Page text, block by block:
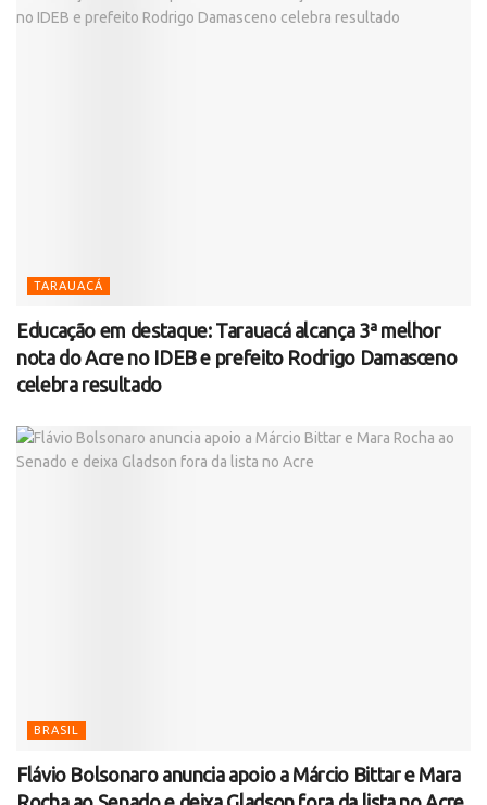
TARAUACÁ
Educação em destaque: Tarauacá alcança 3ª melhor
nota do Acre no IDEB e prefeito Rodrigo Damasceno
celebra resultado
BRASIL
Flávio Bolsonaro anuncia apoio a Márcio Bittar e Mara